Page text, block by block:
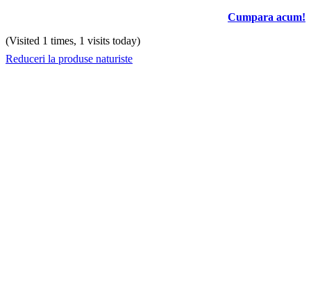
Cumpara acum!
(Visited 1 times, 1 visits today)
Reduceri la produse naturiste